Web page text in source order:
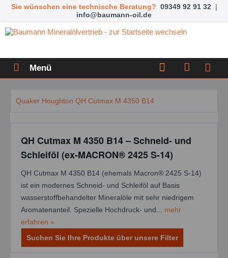
Sie wünschen eine technische Beratung? 09349 92 91 32 |
info@baumann-oil.de
Menü
Quaker Houghton QH Cutmax M 4350 B14
QH Cutmax M 4350 B14 – Schneid- und
Schleiföl (ex-MACRON® 2425 S-14)
QH Cutmax M 4350 B14 (ehemals Macron® 2425 S-14)
ist ein modernes Schneid- und Schleiföl auf Basis
wasserstoffbehandelter Mineralöle mit sehr niedrigem
Aromatenanteil. Spezielle Hochdruck- und... mehr
erfahren »
Suchen Sie Ihre Produkte über unsere Filter